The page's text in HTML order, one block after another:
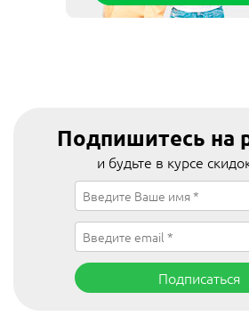
Подпишитесь на
и будьте в курсе
Подписаться